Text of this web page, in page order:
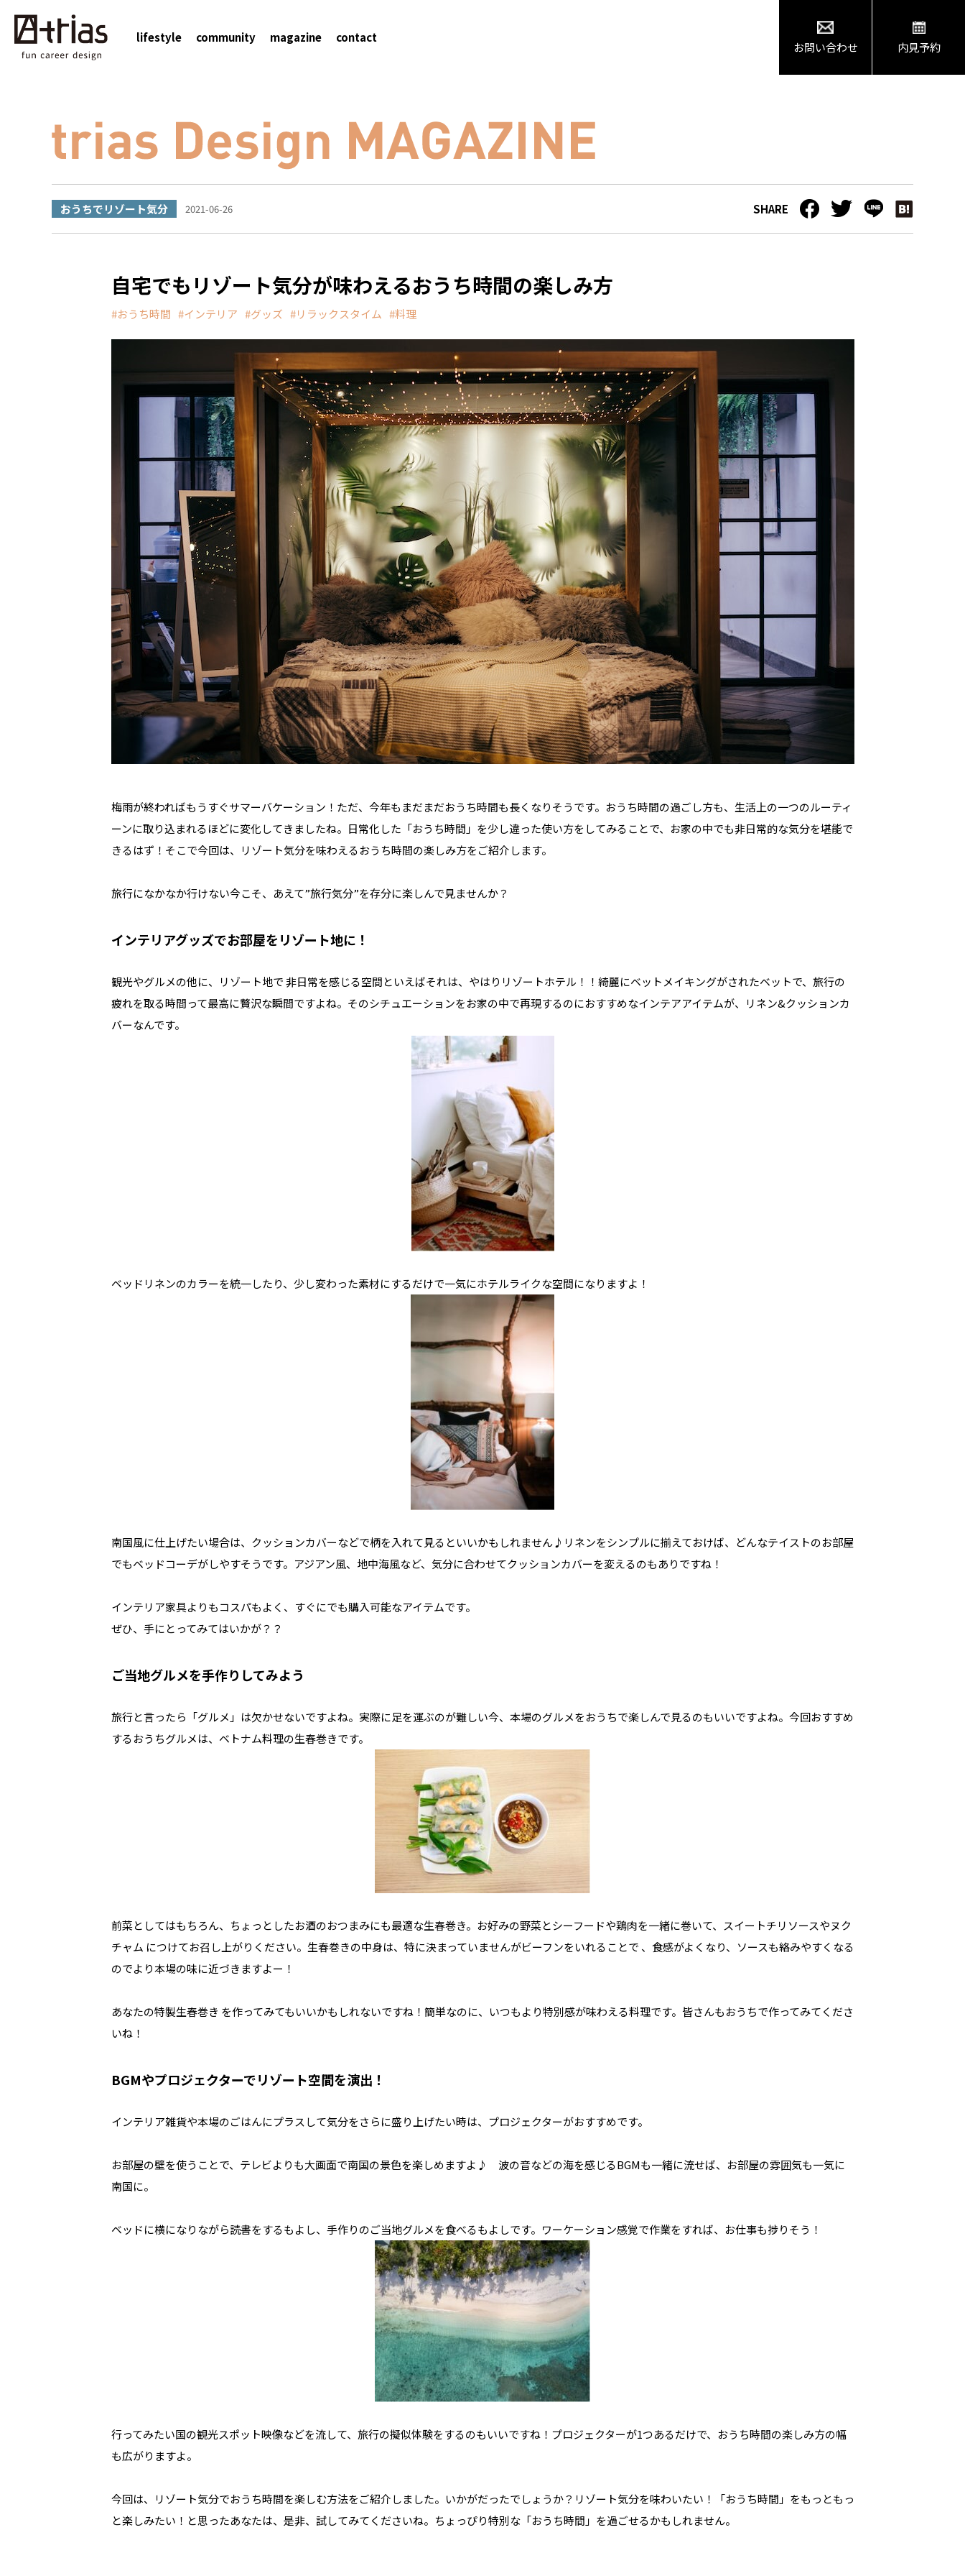
lifestyle community magazine contact
お問い合わせ 内見予約
おうちでリゾート気分 2021-06-26
自宅でもリゾート気分が味わえるおうち時間の楽しみ方
おうち時間 インテリア グッズ リラックスタイム 料理
梅雨が終わればもうすぐサマーバケーション！ただ、今年もまだまだおうち時間も長くなりそうです。おうち時間の過ごし方も、生活上の一つのルーティ
ーンに取り込まれるほどに変化してきましたね。日常化した「おうち時間」を少し違った使い方をしてみることで、お家の中でも非日常的な気分を堪能で
きるはず！そこで今回は、リゾート気分を味わえるおうち時間の楽しみ方をご紹介します。
旅行になかなか行けない今こそ、あえて”旅行気分”を存分に楽しんで見ませんか？
インテリアグッズでお部屋をリゾート地に！
観光やグルメの他に、リゾート地で 非日常を感じる空間といえばそれは、やはりリゾートホテル！！綺麗にベットメイキングがされたベットで、旅行の
疲れを取る時間って最高に贅沢な瞬間ですよね。そのシチュエーションをお家の中で再現するのにおすすめなインテアアイテムが、リネン&クッションカ
バーなんです。
ベッドリネンのカラーを統一したり、少し変わった素材にするだけで一気にホテルライクな空間になりますよ！
南国風に仕上げたい場合は、クッションカバーなどで柄を入れて見るといいかもしれません♪リネンをシンプルに揃えておけば、どんなテイストのお部屋
でもベッドコーデがしやすそうです。アジアン風、地中海風など、気分に合わせてクッションカバーを変えるのもありですね！
インテリア家具よりもコスパもよく、すぐにでも購入可能なアイテムです。
ぜひ、手にとってみてはいかが？？
ご当地グルメを手作りしてみよう
旅行と言ったら「グルメ」は欠かせないですよね。実際に足を運ぶのが難しい今、本場のグルメをおうちで楽しんで見るのもいいですよね。今回おすすめ
するおうちグルメは、ベトナム料理の生春巻きです。
前菜としてはもちろん、ちょっとしたお酒のおつまみにも最適な生春巻き。お好みの野菜とシーフードや鶏肉を一緒に巻いて、スイートチリソースやヌク
チャム につけてお召し上がりください。生春巻きの中身は、特に決まっていませんがビーフンをいれることで 、食感がよくなり、ソースも絡みやすくなる
のでより本場の味に近づきますよー！
あなたの特製生春巻き を作ってみてもいいかもしれないですね！簡単なのに、いつもより特別感が味わえる料理です。皆さんもおうちで作ってみてくださ
いね！
BGMやプロジェクターでリゾート空間を演出！
インテリア雑貨や本場のごはんにプラスして気分をさらに盛り上げたい時は、プロジェクターがおすすめです。
お部屋の壁を使うことで、テレビよりも大画面で南国の景色を楽しめますよ♪ 波の音などの海を感じるBGMも一緒に流せば、お部屋の雰囲気も一気に
南国に。
ベッドに横になりながら読書をするもよし、手作りのご当地グルメを食べるもよしです。ワーケーション感覚で作業をすれば、お仕事も捗りそう！
行ってみたい国の観光スポット映像などを流して、旅行の擬似体験をするのもいいですね！プロジェクターが1つあるだけで、おうち時間の楽しみ方の幅
も広がりますよ。
今回は、リゾート気分でおうち時間を楽しむ方法をご紹介しました。いかがだったでしょうか？リゾート気分を味わいたい！「おうち時間」をもっともっ
と楽しみたい！と思ったあなたは、是非、試してみてくださいね。ちょっぴり特別な「おうち時間」を過ごせるかもしれません。